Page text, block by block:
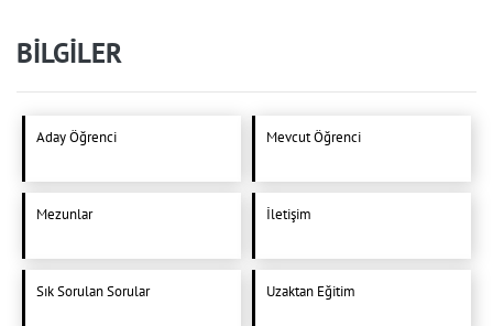
BİLGİLER
Aday Öğrenci Mevcut Öğrenci
Mezunlar İletişim
Sık Sorulan Sorular Uzaktan Eğitim